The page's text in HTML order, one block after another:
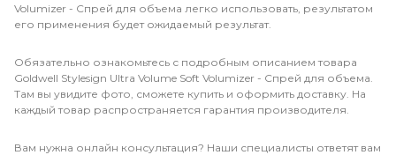
Volumizer - Спрей для объема легко использовать, результатом
его применения будет ожидаемый результат.
Обязательно ознакомьтесь с подробным описанием товара
Goldwell Stylesign Ultra Volume Soft Volumizer - Спрей для объема.
Там вы увидите фото, сможете купить и оформить доставку. На
каждый товар распространяется гарантия производителя.
Вам нужна онлайн консультация? Наши специалисты ответят вам